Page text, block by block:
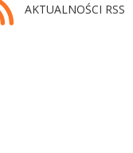
AKTUALNOŚCI RSS